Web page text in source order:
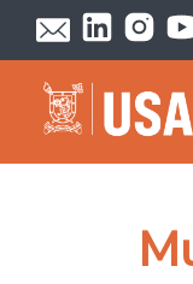
Pasar al contenido